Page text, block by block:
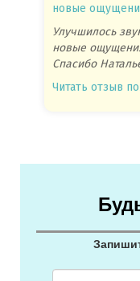
новые
Улучшилось
новые
Спасибо
Читать отзыв